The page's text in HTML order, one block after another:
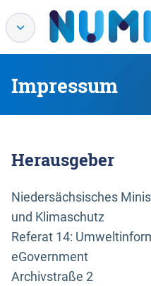
Impressum
Herausgeber
Niedersächsisches
und Klimaschutz
Referat 14:
eGovernment
Archivstraße 2